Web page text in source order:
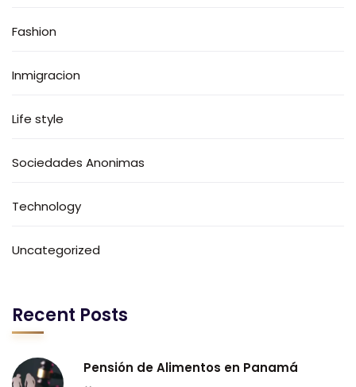
Fashion
Inmigracion
Life style
Sociedades Anonimas
Technology
Uncategorized
Recent Posts
Pensión de Alimentos en Panamá